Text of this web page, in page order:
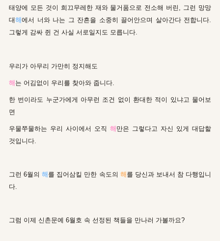
태양에 모든 것이 희끄무레한 재와 물거품으로 전소해 버린, 그런 망망
대해 에서 너와 나는 그 잔흔을 소중히 끌어안으며 살아간다 전합니다.
그렇게 감싸 쥔 건 사실 서로일지도 모릅니다.
우리가 아무리 가만히 정지해도
해 는 어김없이 우리를 찾아와 줍니다.
한 번이라도 누군가에게 아무런 조건 없이 환대한 적이 있냐고 물어보
면
우물쭈물하는 우리 사이에서 오직 해 만은 그렇다고 자신 있게 대답할
것입니다.
그런 6월의 해 를 집어삼킬 만한 속도의 해 를 당신과 보내서 참 다행입니
다.
그럼 이제 신촌문예 6월호 속 선정된 책들을 만나러 가볼까요?